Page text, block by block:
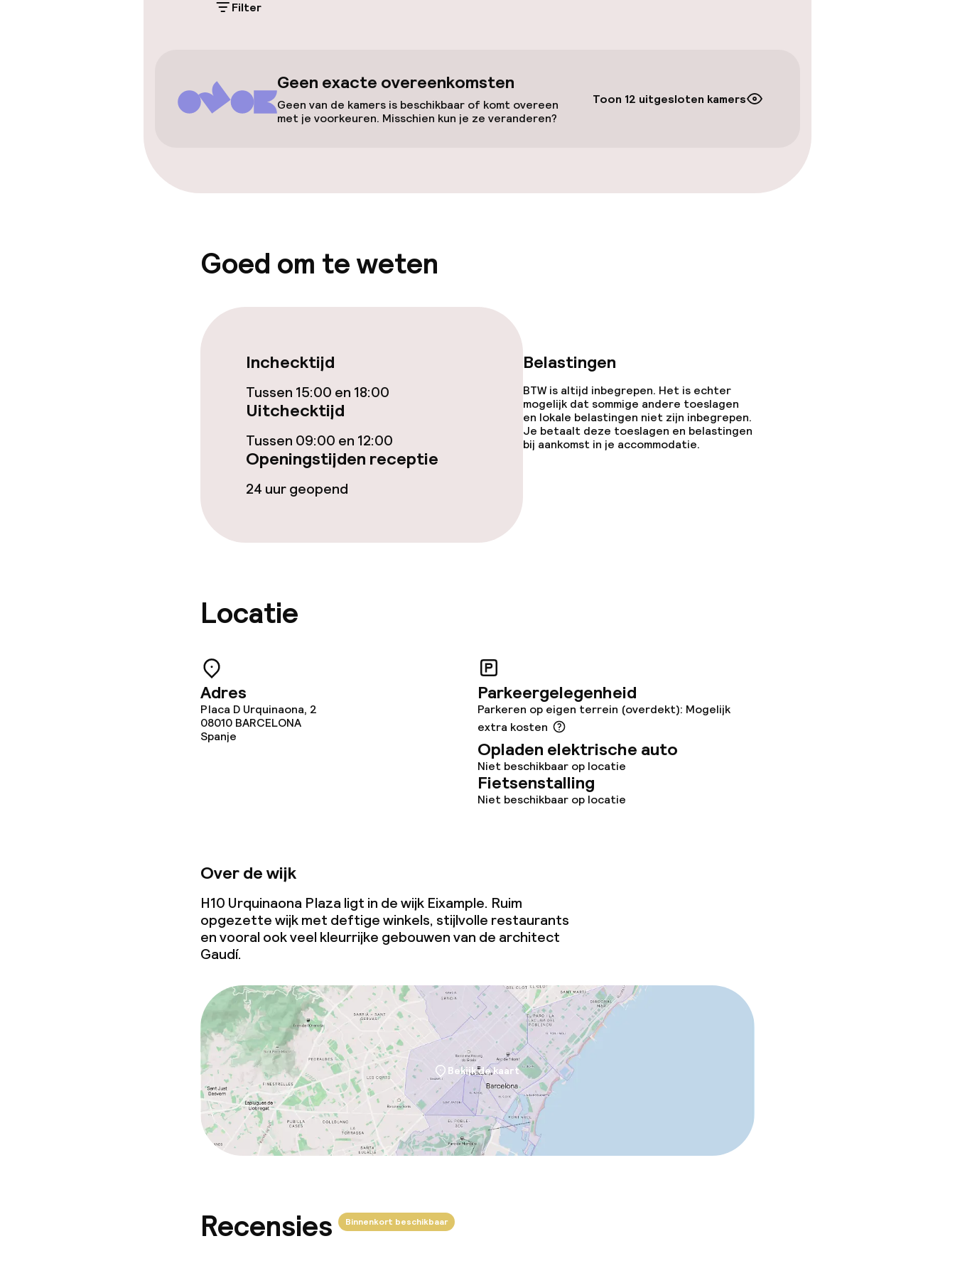
Overal rolstoeltoegankelijk
Lift
beschikbaar
Kamers
beschikbaar
Zwemmen & wellness
Ligstoelen
Solarium
Entertainment
Betaalde wifi
Restaurant
Eet- en drinkdiensten
Ontbijtbuffet
Wasfaciliteiten (wasmachine)
Wasservice
Conferentieruimte
Vergaderruimte
Beleid
Overal rookvrij
Filter
Geen exacte overeenkomsten
Geen van de kamers is beschikbaar of komt overeen
met je voorkeuren. Misschien kun je ze veranderen?
Toon 12 uitgesloten kamers
Goed om te weten
Inchecktijd
Tussen 15:00 en 18:00
Uitchecktijd
Tussen 09:00 en 12:00
Openingstijden receptie
24 uur geopend
Belastingen
BTW is altijd inbegrepen. Het is echter
mogelijk dat sommige andere toeslagen
en lokale belastingen niet zijn inbegrepen.
Je betaalt deze toeslagen en belastingen
bij aankomst in je accommodatie.
Locatie
Adres
Placa D Urquinaona, 2
08010 BARCELONA
Spanje
Parkeergelegenheid
Parkeren op eigen terrein (overdekt): Mogelijk
extra kosten
Opladen elektrische auto
Niet beschikbaar op locatie
Fietsenstalling
Niet beschikbaar op locatie
Over de wijk
H10 Urquinaona Plaza ligt in de wijk Eixample. Ruim
opgezette wijk met deftige winkels, stijlvolle restaurants
en vooral ook veel kleurrijke gebouwen van de architect
Gaudí.
Bekijk de kaart
Recensies Binnenkort beschikbaar